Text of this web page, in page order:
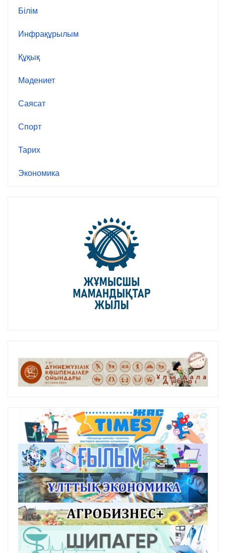
Білім
Инфрақұрылым
Құқық
Мәдениет
Саясат
Спорт
Тарих
Экономика